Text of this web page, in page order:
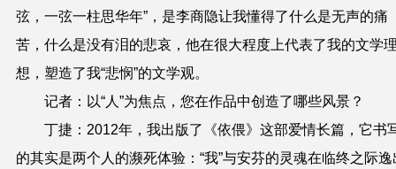
弦，一弦一柱思华年”，是李商隐让我懂得了什么是无声的痛
苦，什么是没有泪的悲哀，他在很大程度上代表了我的文学
想，塑造了我“悲悯”的文学观。
记者：以“人”为焦点，您在作品中创造了哪些风景？
丁捷：2012年，我出版了《依偎》这部爱情长篇，它书
的其实是两个人的濒死体验：“我”与安芬的灵魂在临终之际逸